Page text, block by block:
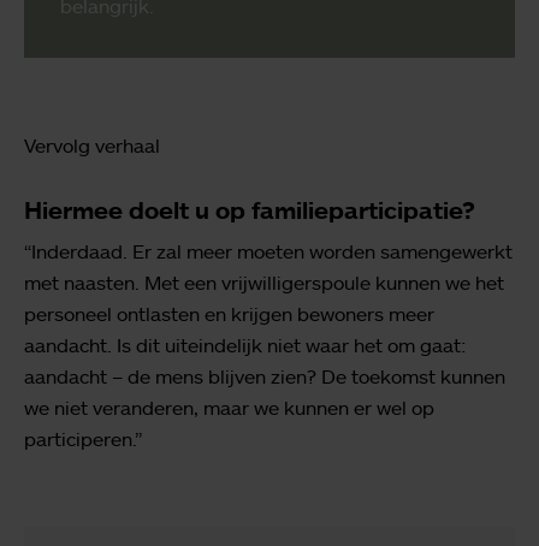
belangrijk.
Vervolg verhaal
Hiermee doelt u op familieparticipatie?
“Inderdaad. Er zal meer moeten worden samengewerkt
met naasten. Met een vrijwilligerspoule kunnen we het
personeel ontlasten en krijgen bewoners meer
aandacht. Is dit uiteindelijk niet waar het om gaat:
aandacht – de mens blijven zien? De toekomst kunnen
we niet veranderen, maar we kunnen er wel op
participeren.”